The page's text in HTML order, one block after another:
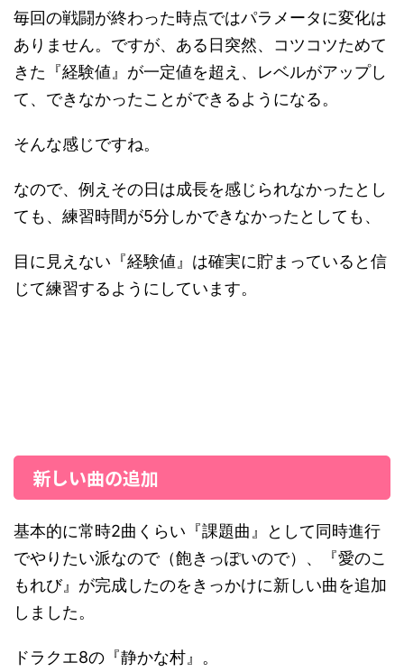
毎回の戦闘が終わった時点ではパラメータに変化は
ありません。ですが、ある日突然、コツコツためて
きた『経験値』が一定値を超え、レベルがアップし
て、できなかったことができるようになる。
そんな感じですね。
なので、例えその日は成長を感じられなかったとし
ても、練習時間が5分しかできなかったとしても、
目に見えない『経験値』は確実に貯まっていると信
じて練習するようにしています。
新しい曲の追加
基本的に常時2曲くらい『課題曲』として同時進行
でやりたい派なので（飽きっぽいので）、『愛のこ
もれび』が完成したのをきっかけに新しい曲を追加
しました。
ドラクエ8の『静かな村』。